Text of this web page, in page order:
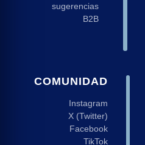
sugerencias
B2B
COMUNIDAD
Instagram
X (Twitter)
Facebook
TikTok